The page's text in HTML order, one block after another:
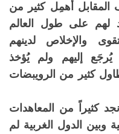
أُهمِل كثير من
لهم على طول العالم
والإخلاص لدينهم
إليهم ولم يُؤخذ
كثير من الرويبضات
كثيراً من المعاهدات
وبين الدول الغربية لم